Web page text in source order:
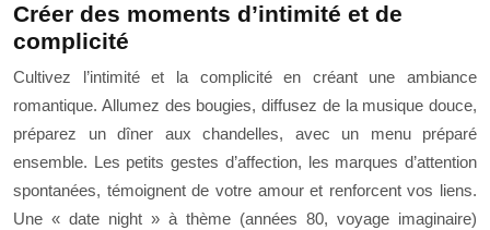
Créer des moments d’intimité et de
complicité
Cultivez l’intimité et la complicité en créant une ambiance
romantique. Allumez des bougies, diffusez de la musique douce,
préparez un dîner aux chandelles, avec un menu préparé
ensemble. Les petits gestes d’affection, les marques d’attention
spontanées, témoignent de votre amour et renforcent vos liens.
Une « date night » à thème (années 80, voyage imaginaire)